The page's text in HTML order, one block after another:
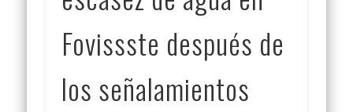
Fovissste después de
los señalamientos